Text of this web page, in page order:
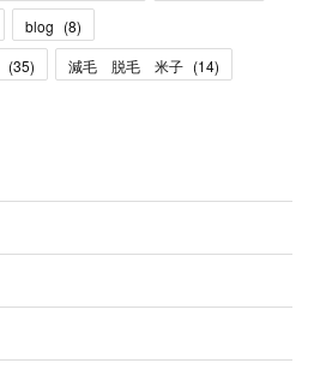
blog (8)
(35) 減毛 脱毛 米子 (14)